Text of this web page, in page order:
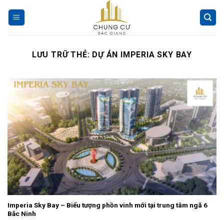
LƯU TRỮ THẺ: DỰ ÁN IMPERIA SKY BAY
Imperia Sky Bay – Biểu tượng phồn vinh mới tại trung tâm ngã 6
Bắc Ninh